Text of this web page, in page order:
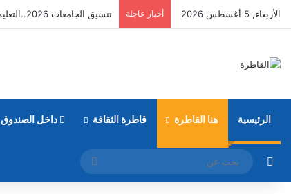
الأربعاء, 5 أغسطس 2026 أخبار عاجلة تنسيق الجامعات 2026..التعليم العالي: 9 نصائح مهمة لطلاب الثانوية العامة
الرئيسية هنا القاطرة قاطرة الثقافة داخل الصندوق
مقال عشوائي
بحث
عن